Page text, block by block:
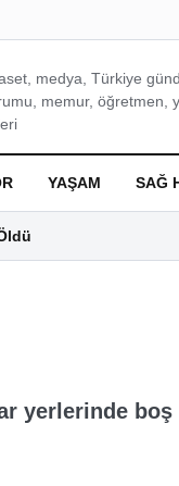
medya, Türkiye
memur, öğretmen,
YAŞAM SAĞ
yerlerinde boş